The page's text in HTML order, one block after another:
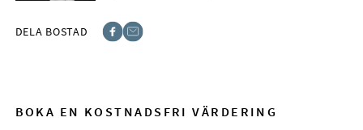
DELA BOSTAD
BOKA EN KOSTNADSFRI VÄRDERING